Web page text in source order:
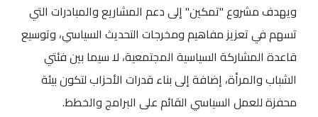
ويهدف مشروع "تمكين" إلى دعم المشاريع والمبادرات التي
تسهم في تعزيز مفاهيم ومخرجات التحديث السياسي، وتوسيع
قاعدة المشاركة السياسية المجتمعية، لا سيما بين فئتي
الشباب والمرأة، إضافة إلى بناء قدرات الأحزاب لتكون بيئة
محفزة للعمل السياسي القائم على البرامج والخطط.